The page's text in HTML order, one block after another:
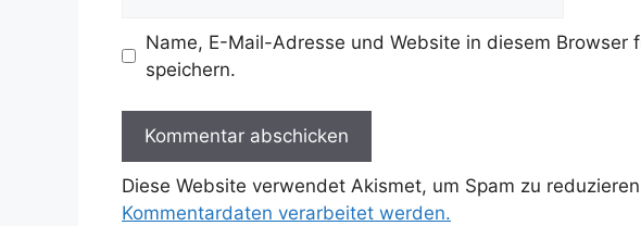
Name, E-Mail-Adresse und Website in diesem Browser
speichern.
Diese Website verwendet Akismet, um Spam zu
Kommentardaten verarbeitet werden.